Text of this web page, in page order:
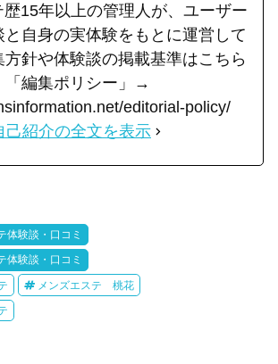
歴15年以上の管理人が、ユーザー
自身の実体験をもとに運営して
方針や体験談の掲載基準はこちら
「編集ポリシー」→
editorial-policy/
己紹介の全文を表示
体験談・口コミ
体験談・口コミ
メンズエステ 桃花